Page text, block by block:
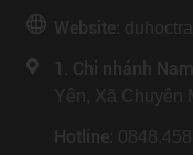
Website:
1. Chi nhánh
Yên, Xã Chuyên
Hotline: